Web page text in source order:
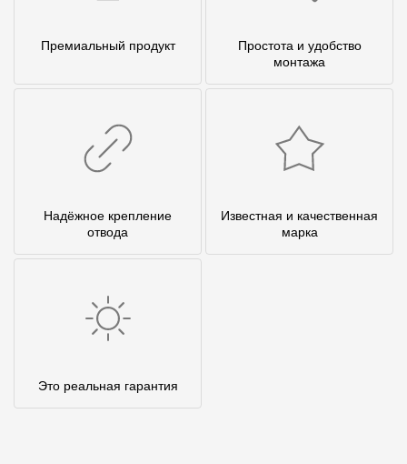
Премиальный продукт
Простота и удобство
монтажа
Надёжное крепление
отвода
Известная и качественная
марка
Это реальная гарантия